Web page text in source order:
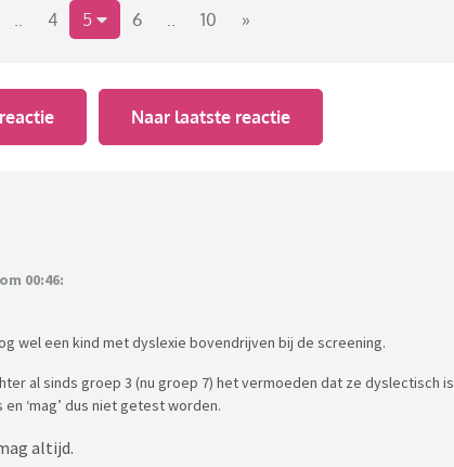
Iéder kind lijkt wel iéts te hebben waardoor het
kinderen zónder al dat gedoe, die gewoon, zoals bij
kont tegen de krib gooien, zónder dat dat meteen een
.. 4 5 6 .. 10 »
Naar laatste reactie
00:46:
wel een kind met dyslexie bovendrijven bij de screening.
al sinds groep 3 (nu groep 7) het vermoeden dat ze dyslectisch is
‘mag’ dus niet getest worden.
altijd.